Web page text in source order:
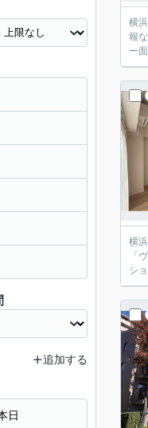
横
報
ー
横
「
シ
追加する
日